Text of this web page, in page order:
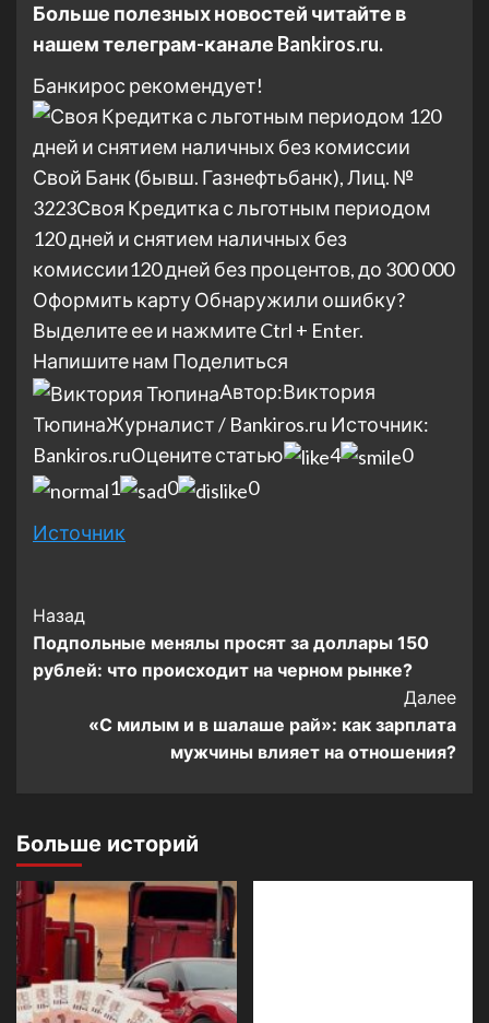
Больше полезных новостей читайте в
нашем телеграм-канале Bankiros.ru.
Банкирос рекомендует!
Свой Банк (бывш. Газнефтьбанк), Лиц. №
3223Своя Кредитка с льготным периодом
120 дней и снятием наличных без
комиссии120 дней без процентов, до 300 000
Оформить картуОбнаружили ошибку?
Выделите ее и нажмите Ctrl + Enter.
Напишите нам Поделиться
Автор:Виктория
ТюпинаЖурналист / Bankiros.ru Источник:
Bankiros.ruОцените статью 4
0
1
0
0
Источник
Post
Navigation
Назад
Подпольные менялы просят за доллары 150
рублей: что происходит на черном рынке?
Далее
«С милым и в шалаше рай»: как зарплата
мужчины влияет на отношения?
Больше историй